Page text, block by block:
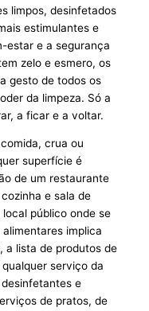
limpos, desinfetados
estimulantes e
estar e a segurança
zelo e esmero, os
gesto de todos os
da limpeza. Só a
a ficar e a voltar.
crua ou
superfície é
de um restaurante
e sala de
público onde se
implica
a lista de produtos de
serviço da
e
de pratos, de